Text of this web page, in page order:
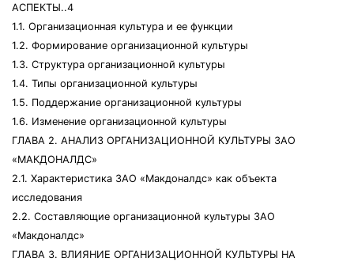
АСПЕКТЫ..4
1.1. Организационная культура и ее функции
1.2. Формирование организационной культуры
1.3. Структура организационной культуры
1.4. Типы организационной культуры
1.5. Поддержание организационной культуры
1.6. Изменение организационной культуры
ГЛАВА 2. АНАЛИЗ ОРГАНИЗАЦИОННОЙ КУЛЬТУРЫ ЗАО
«МАКДОНАЛДС»
2.1. Характеристика ЗАО «Макдоналдс» как объекта
исследования
2.2. Составляющие организационной культуры ЗАО
«Макдоналдс»
ГЛАВА 3. ВЛИЯНИЕ ОРГАНИЗАЦИОННОЙ КУЛЬТУРЫ НА